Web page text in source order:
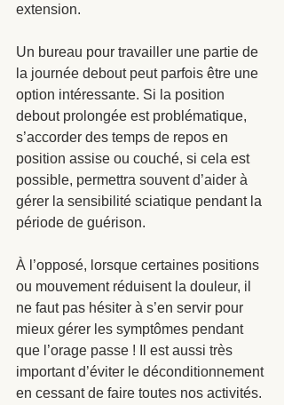
extension.
Un bureau pour travailler une partie de
la journée debout peut parfois être une
option intéressante. Si la position
debout prolongée est problématique,
s’accorder des temps de repos en
position assise ou couché, si cela est
possible, permettra souvent d’aider à
gérer la sensibilité sciatique pendant la
période de guérison.
À l’opposé, lorsque certaines positions
ou mouvement réduisent la douleur, il
ne faut pas hésiter à s’en servir pour
mieux gérer les symptômes pendant
que l’orage passe ! Il est aussi très
important d’éviter le déconditionnement
en cessant de faire toutes nos activités.